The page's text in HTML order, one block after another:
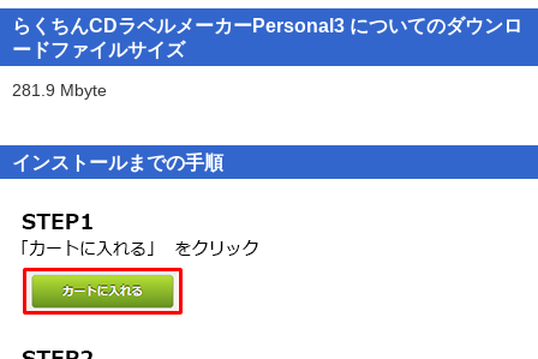
TEL 03-5467-1541
FAX 03-5467-1780
9：00〜17：30（平日：月〜金）
5. ダウンロード製品の返品は、お断りします。
らくちんCDラベルメーカーPersonal3 についてのダウンロ
ードファイルサイズ
281.9 Mbyte
インストールまでの手順